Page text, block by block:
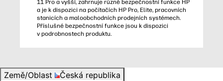
11 Pro a vyšší, zahrnuje různé bezpečnostní funkce HP
a je k dispozici na počítačích HP Pro, Elite, pracovních
stanicích a maloobchodních prodejních systémech.
Příslušné bezpečnostní funkce jsou k dispozici
v podrobnostech produktu.
Země/Oblast
Česká republika